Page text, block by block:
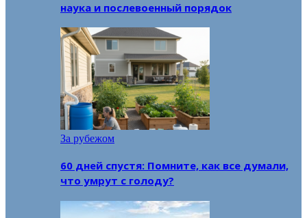
наука и послевоенный порядок
За рубежом
60 дней спустя: Помните, как все думали,
что умрут с голоду?